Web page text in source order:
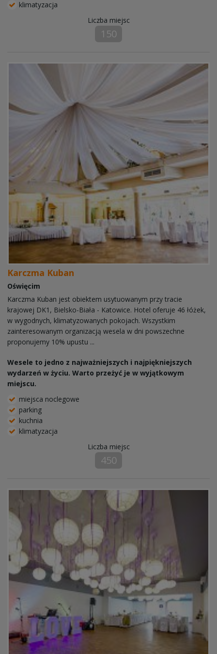
klimatyzacja
Liczba miejsc
150
Karczma Kuban
Oświęcim
Karczma Kuban jest obiektem usytuowanym przy tracie
krajowej DK1, Bielsko-Biała - Katowice. Hotel oferuje 46 łóżek,
w wygodnych, klimatyzowanych pokojach. Wszystkim
zainteresowanym organizacją wesela w dni powszechne
proponujemy 10% upustu ...
Wesele to jedno z najważniejszych i najpiękniejszych
wydarzeń w życiu. Warto przeżyć je w wyjątkowym
miejscu.
miejsca noclegowe
parking
kuchnia
klimatyzacja
Liczba miejsc
450